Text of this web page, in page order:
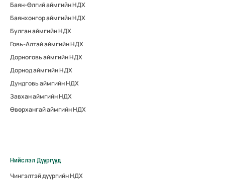
Баян-Өлгий аймгийн НДХ
Баянхонгор аймгийн НДХ
Булган аймгийн НДХ
Говь-Алтай аймгийн НДХ
Дорноговь аймгийн НДХ
Дорнод аймгийн НДХ
Дундговь аймгийн НДХ
Завхан аймгийн НДХ
Өвөрхангай аймгийн НДХ
Нийслэл Дүүргүүд
Чингэлтэй дүүргийн НДХ